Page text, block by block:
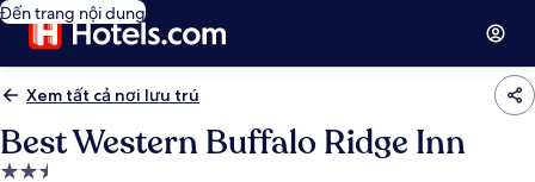
Đến trang nội dung
Xem tất cả nơi lưu trú
Best Western Buffalo Ridge Inn
Nơi